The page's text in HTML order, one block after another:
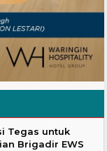
Tegas untuk
Brigadir EWS